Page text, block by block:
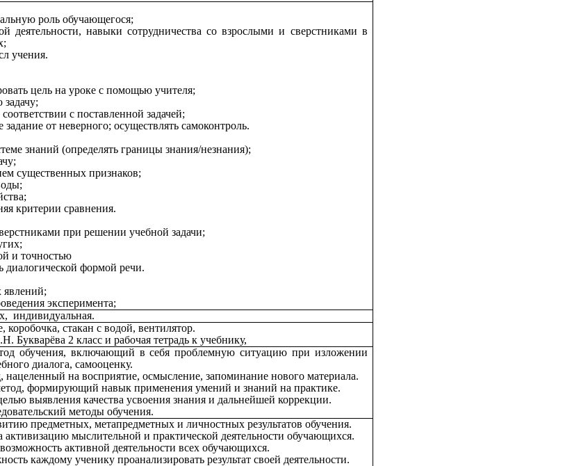
роль обучающегося;
деятельности, навыки сотрудничества со взрослыми и сверстниками в
учения.
цель на уроке с помощью учителя;
задачу;
с поставленной задачей;
от неверного; осуществлять самоконтроль.
знаний (определять границы знания/незнания);
существенных признаков;
критерии сравнения.
при решении учебной задачи;
и точностью
диалогической формой речи.
явлений;
эксперимента;
индивидуальная.
стакан с водой, вентилятор.
Букварёва 2 класс и рабочая тетрадь к учебнику,
обучения, включающий в себя проблемную ситуацию при изложении
диалога, самооценку.
нацеленный на восприятие, осмысление, запоминание нового материала.
формирующий навык применения умений и знаний на практике.
выявления качества усвоения знания и дальнейшей коррекции.
методы обучения.
предметных, метапредметных и личностных результатов обучения.
активизацию мыслительной и практической деятельности обучающихся.
активной деятельности всех обучающихся.
каждому ученику проанализировать результат своей деятельности.